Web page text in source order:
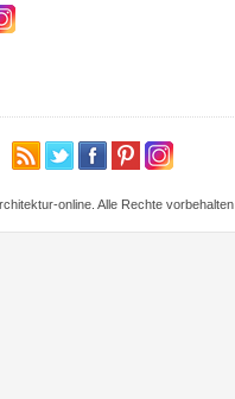
online. Alle Rechte vorbehalten